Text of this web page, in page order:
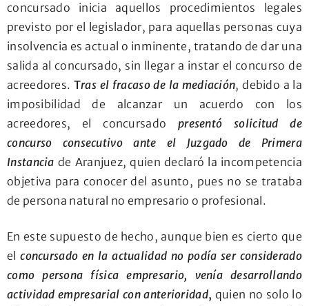
concursado inicia aquellos procedimientos legales
previsto por el legislador, para aquellas personas cuya
insolvencia es actual o inminente, tratando de dar una
salida al concursado, sin llegar a instar el concurso de
acreedores. Tras el fracaso de la mediación, debido a la
imposibilidad de alcanzar un acuerdo con los
acreedores, el concursado presentó solicitud de
concurso consecutivo
ante el Juzgado de Primera
Instancia de Aranjuez, quien declaró la incompetencia
objetiva para conocer del asunto, pues no se trataba
de persona natural no empresario o profesional.
En este supuesto de hecho, aunque bien es cierto que
elconcursado en la actualidad no podía ser considerado
como persona física empresario, venía desarrollando
actividad empresarial con anterioridad, quien no solo lo